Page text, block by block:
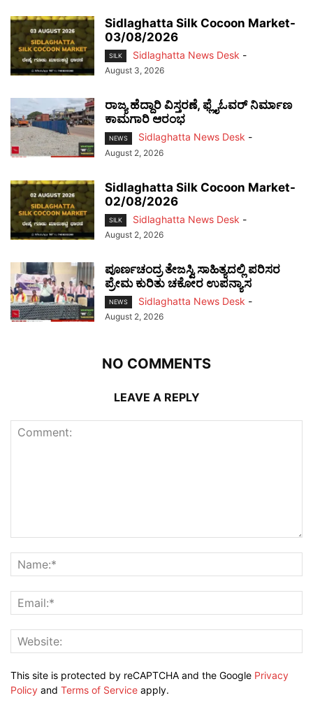
Sidlaghatta Silk Cocoon Market-
03/08/2026
SILK Sidlaghatta News Desk -
August 3, 2026
ರಾಜ್ಯ ಹೆದ್ದಾರಿ ವಿಸ್ತರಣೆ, ಫ್ಲೈಓವರ್ ನಿರ್ಮಾಣ
ಕಾಮಗಾರಿ ಆರಂಭ
NEWS Sidlaghatta News Desk -
August 2, 2026
Sidlaghatta Silk Cocoon Market-
02/08/2026
SILK Sidlaghatta News Desk -
August 2, 2026
ಪೂರ್ಣಚಂದ್ರ ತೇಜಸ್ವಿ ಸಾಹಿತ್ಯದಲ್ಲಿ ಪರಿಸರ
ಪ್ರೇಮ ಕುರಿತು ಚಕೋರ ಉಪನ್ಯಾಸ
NEWS Sidlaghatta News Desk -
August 2, 2026
NO COMMENTS
LEAVE A REPLY
This site is protected by reCAPTCHA and the Google Privacy
Policy and Terms of Service apply.